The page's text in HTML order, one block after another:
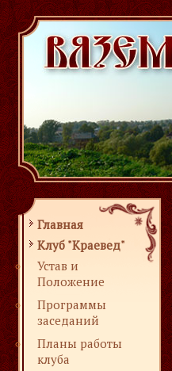
Главная
Клуб "Краевед"
Устав и
Положение
Программы
заседаний
Планы работы
клуба